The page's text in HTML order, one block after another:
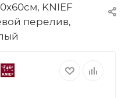
KNIEF
перелив,